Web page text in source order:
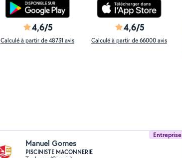
4,6/5
Calculé à partir de 48731 avis
4,6/5
Calculé à partir de 66000 avis
Entreprise
Manuel Gomes
PISCINISTE MACONNERIE